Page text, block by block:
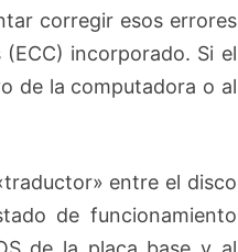
corregir esos errores
incorporado. Si el
de la computadora o al
entre el disco
de funcionamiento